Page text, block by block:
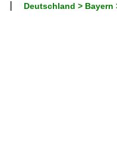
Deutschland > Bayern